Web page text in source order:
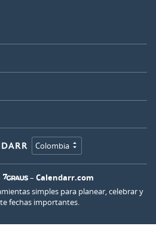
Colombia
– Calendarr.com
simples para planear, celebrar y
fechas importantes.